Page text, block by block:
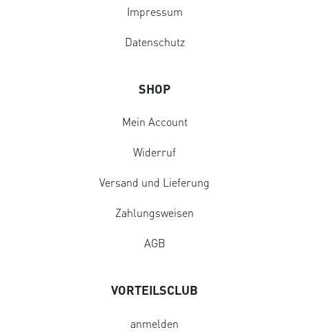
Impressum
Datenschutz
SHOP
Mein Account
Widerruf
Versand und Lieferung
Zahlungsweisen
AGB
VORTEILSCLUB
anmelden